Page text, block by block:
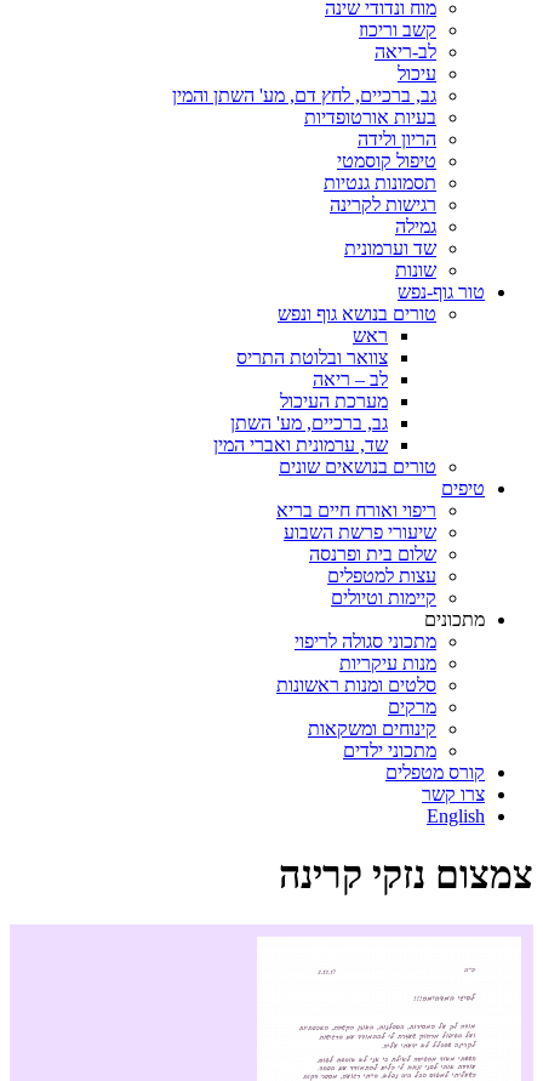
מוח ונדודי שינה
קשב וריכוז
לב-ריאה
עיכול
גב, ברכיים, לחץ דם, מע' השתן והמין
בעיות אורטופדיות
הריון ולידה
טיפול קוסמטי
תסמונות גנטיות
רגישות לקרינה
גמילה
שד וערמונית
שונות
טור גוף-נפש
טורים בנושא גוף ונפש
ראש
צוואר ובלוטת התריס
לב – ריאה
מערכת העיכול
גב, ברכיים, מע' השתן
שד, ערמונית ואברי המין
טורים בנושאים שונים
טיפים
ריפוי ואורח חיים בריא
שיעורי פרשת השבוע
שלום בית ופרנסה
עצות למטפלים
קיימות וטיולים
מתכונים
מתכוני סגולה לריפוי
מנות עיקריות
סלטים ומנות ראשונות
מרקים
קינוחים ומשקאות
מתכוני ילדים
קורס מטפלים
צרו קשר
English
צמצום נזקי קרינה